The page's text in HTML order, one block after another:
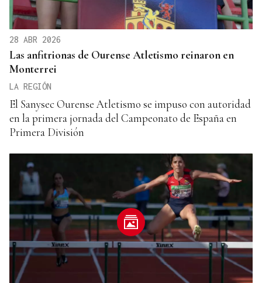
28 ABR 2026
Las anfitrionas de Ourense Atletismo reinaron en
Monterrei
LA REGIÓN
El Sanysec Ourense Atletismo se impuso con autoridad
en la primera jornada del Campeonato de España en
Primera División